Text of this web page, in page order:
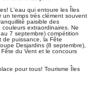
L'eau qui entoure les Îles
temps très clément souvent
paisible des
extraordinaires. Ne
7 septembre) compétition
de puissance, la Fête
Desjardins (8 septembre),
du Vent et le concours
pour tous! Tourisme Îles